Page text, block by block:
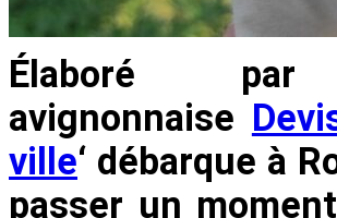
Élaboré par
avignonnaise
ville‘ débarque à
passer un